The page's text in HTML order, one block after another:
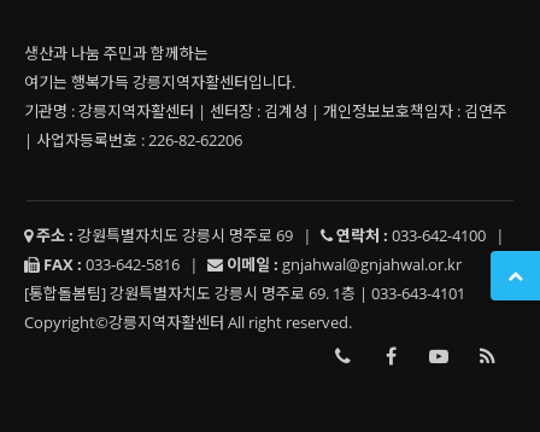
생산과 나눔 주민과 함께하는
여기는 행복가득 강릉지역자활센터입니다.
기관명 : 강릉지역자활센터 | 센터장 : 김계성 | 개인정보보호책임자 : 김연주
| 사업자등록번호 : 226-82-62206
주소 : 강원특별자치도 강릉시 명주로 69 | 연락처 : 033-642-4100
|
FAX : 033-642-5816 | 이메일 : gnjahwal@gnjahwal.or.kr
[통합돌봄팀] 강원특별자치도 강릉시 명주로 69. 1층 | 033-643-4101
Copyright©강릉지역자활센터 All right reserved.